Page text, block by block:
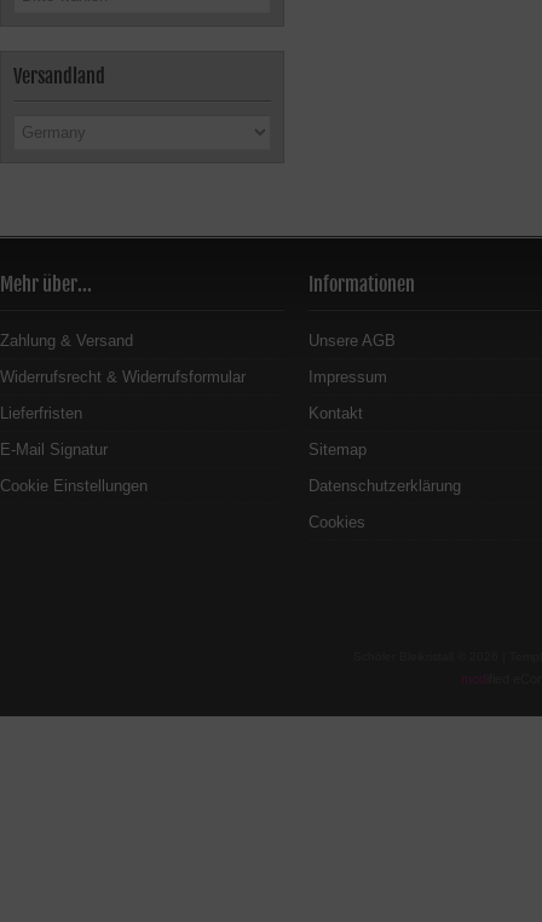
Versandland
Mehr über...
Zahlung & Versand
Widerrufsrecht & Widerrufsformular
Lieferfristen
E-Mail Signatur
Cookie Einstellungen
Informationen
Unsere AGB
Impressum
Kontakt
Sitemap
Datenschutzerklärung
Cookies
mod